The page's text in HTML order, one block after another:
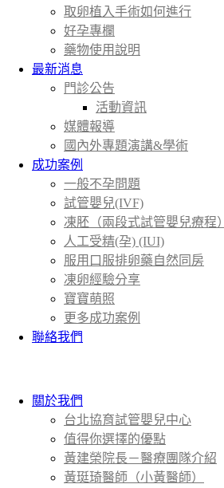
取卵植入手術如何進行
好孕專欄
藥物使用說明
最新消息
門診公告
活動資訊
媒體報導
國內外專題演講&學術
成功案例
一般不孕問題
試管嬰兒(IVF)
凍胚（兩段式試管嬰兒療程）
人工受精(孕) (IUI)
服用口服排卵藥自然同房
凍卵經驗分享
寶寶萌照
更多成功案例
聯絡我們
關於我們
台北協育試管嬰兒中心
值得你選擇的優點
黃建榮院長－醫療團隊介紹
黃珽琦醫師（小黃醫師）